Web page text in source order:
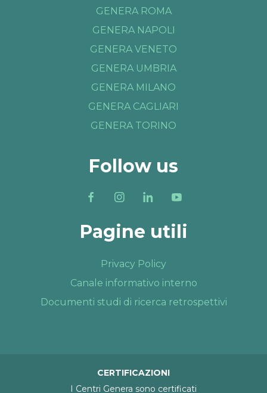
GENERA ROMA
GENERA NAPOLI
GENERA VENETO
GENERA UMBRIA
GENERA MILANO
GENERA CAGLIARI
GENERA TORINO
Follow us
Pagine utili
Privacy Policy
Canale informativo interno
Documenti studi di ricerca retrospettivi
CERTIFICAZIONI
I Centri Genera sono certificati